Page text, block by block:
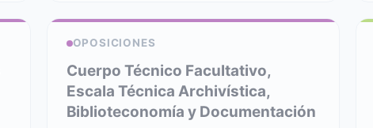
OPOSICIONES
Cuerpo Técnico Facultativo,
Escala Técnica Archivística,
Biblioteconomía y Documentación